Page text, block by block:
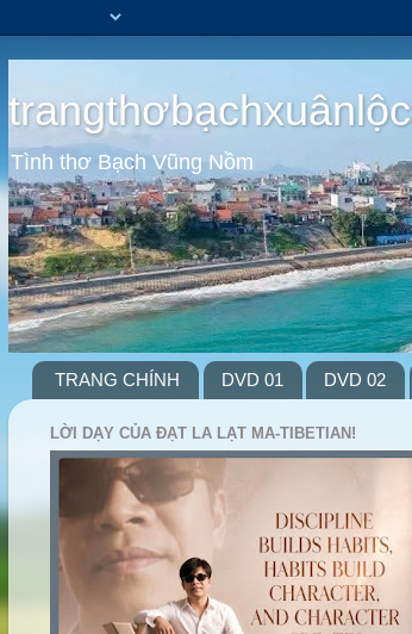
trangthơbạchxuânlộc
Tình thơ Bạch Vũng Nồm
TRANG CHÍNH DVD 01 DVD 02
LỜI DẠY CỦA ĐẠT LA LẠT MA-TIBETIAN!